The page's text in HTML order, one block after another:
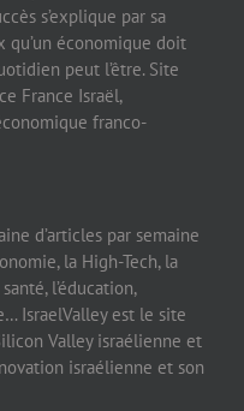
s’explique par sa
qu’un économique doit
peut l’être. Site
France Israël,
franco-
d’articles par semaine
la High-Tech, la
l’éducation,
IsraelValley est le site
Valley israélienne et
israélienne et son